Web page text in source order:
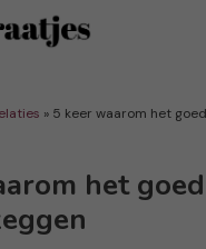
» 5 keer waarom het
het